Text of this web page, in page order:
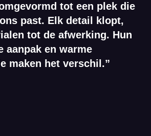
tot een plek die
past. Elk detail klopt,
tot de afwerking. Hun
aanpak en warme
maken het verschil.”